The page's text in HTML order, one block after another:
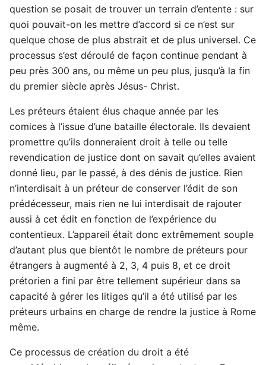
question se posait de trouver un terrain d’entente : sur
quoi pouvait-on les mettre d’accord si ce n’est sur
quelque chose de plus abstrait et de plus universel. Ce
processus s’est déroulé de façon continue pendant à
peu près 300 ans, ou même un peu plus, jusqu’à la fin
du premier siècle après Jésus- Christ.
Les préteurs étaient élus chaque année par les
comices à l’issue d’une bataille électorale. Ils devaient
promettre qu’ils donneraient droit à telle ou telle
revendication de justice dont on savait qu’elles avaient
donné lieu, par le passé, à des dénis de justice. Rien
n’interdisait à un préteur de conserver l’édit de son
prédécesseur, mais rien ne lui interdisait de rajouter
aussi à cet édit en fonction de l’expérience du
contentieux. L’appareil était donc extrêmement souple
d’autant plus que bientôt le nombre de préteurs pour
étrangers à augmenté à 2, 3, 4 puis 8, et ce droit
prétorien a fini par être tellement supérieur dans sa
capacité à gérer les litiges qu’il a été utilisé par les
préteurs urbains en charge de rendre la justice à Rome
même.
Ce processus de création du droit a été